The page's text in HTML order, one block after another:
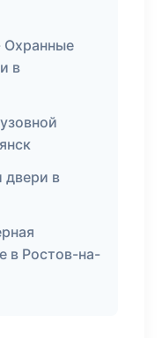
Охранные
в
двери в
в Ростов-на-